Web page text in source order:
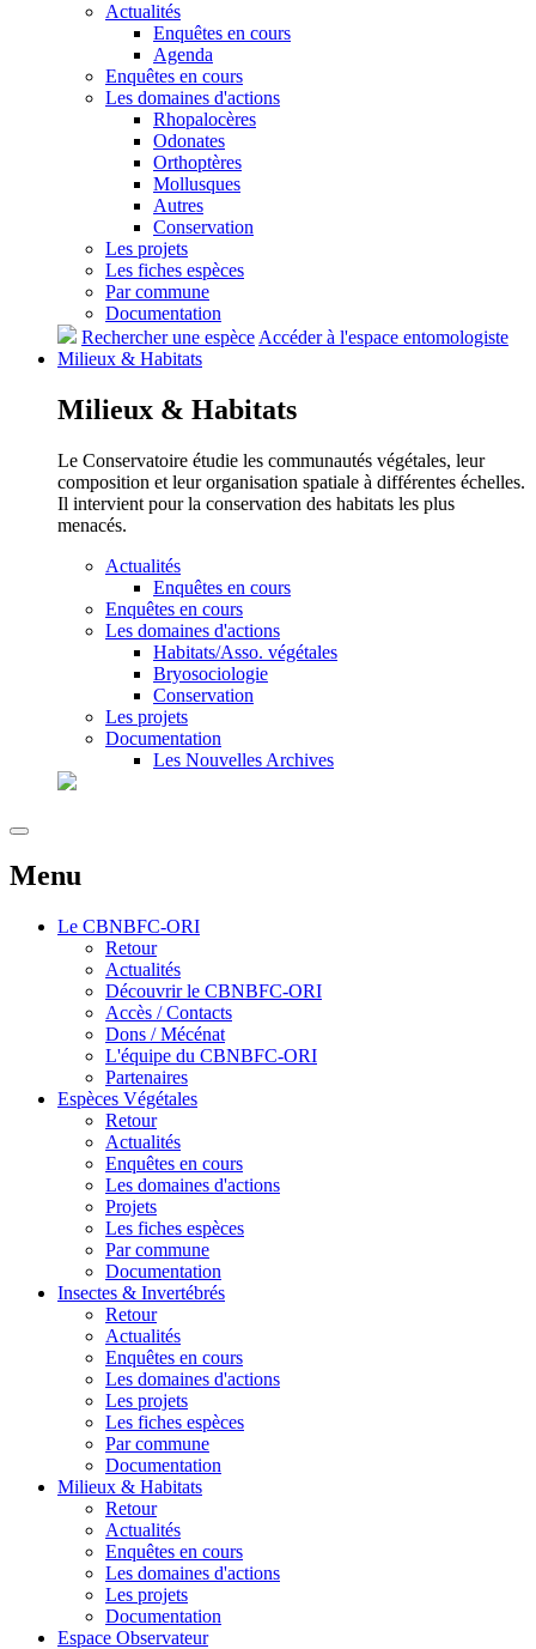
Actualités
Enquêtes en cours
Agenda
Enquêtes en cours
Les domaines d'actions
Rhopalocères
Odonates
Orthoptères
Mollusques
Autres
Conservation
Les projets
Les fiches espèces
Par commune
Documentation
Rechercher une espèce Accéder à l'espace entomologiste
Milieux & Habitats
Milieux & Habitats
Le Conservatoire étudie les communautés végétales, leur
composition et leur organisation spatiale à différentes échelles.
Il intervient pour la conservation des habitats les plus
menacés.
Actualités
Enquêtes en cours
Enquêtes en cours
Les domaines d'actions
Habitats/Asso. végétales
Bryosociologie
Conservation
Les projets
Documentation
Les Nouvelles Archives
Menu
Le CBNBFC-ORI
Retour
Actualités
Découvrir le CBNBFC-ORI
Accès / Contacts
Dons / Mécénat
L'équipe du CBNBFC-ORI
Partenaires
Espèces Végétales
Retour
Actualités
Enquêtes en cours
Les domaines d'actions
Projets
Les fiches espèces
Par commune
Documentation
Insectes & Invertébrés
Retour
Actualités
Enquêtes en cours
Les domaines d'actions
Les projets
Les fiches espèces
Par commune
Documentation
Milieux & Habitats
Retour
Actualités
Enquêtes en cours
Les domaines d'actions
Les projets
Documentation
Espace Observateur